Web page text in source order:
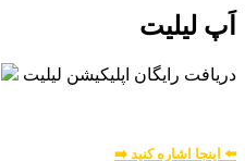
اَپ لیلیت
دریافت رایگان اپلیکیشن لیلیت
⬅️ اینجا اشاره کنید ➡️